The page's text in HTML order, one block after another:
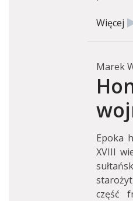
Więcej
Marek
Epoka
XVIII
część